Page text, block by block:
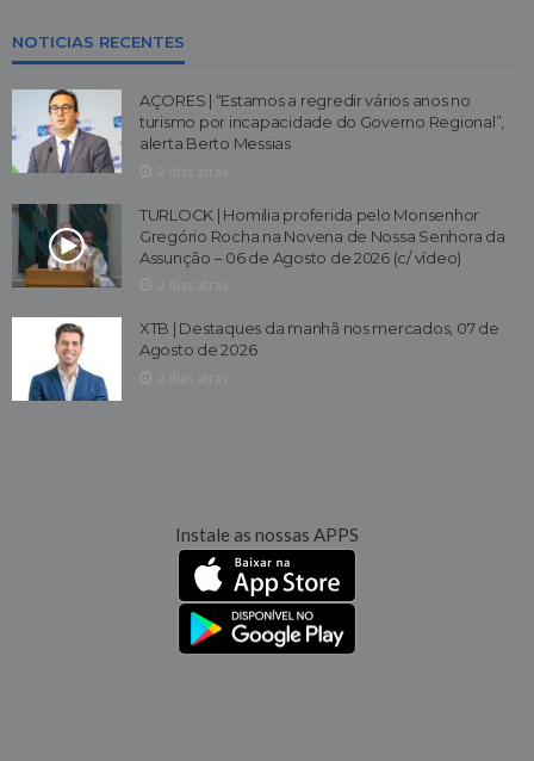
NOTICIAS RECENTES
AÇORES | “Estamos a regredir vários anos no
turismo por incapacidade do Governo Regional”,
alerta Berto Messias
TURLOCK | Homilia proferida pelo Monsenhor
Gregório Rocha na Novena de Nossa Senhora da
Assunção – 06 de Agosto de 2026 (c/ vídeo)
XTB | Destaques da manhã nos mercados, 07 de
Agosto de 2026
Instale as nossas APPS